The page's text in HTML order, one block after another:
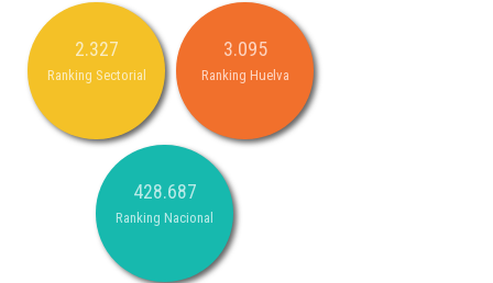
2.327
Ranking Sectorial
3.095
Ranking Huelva
428.687
Ranking Nacional